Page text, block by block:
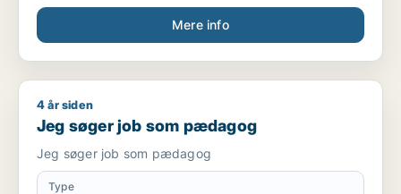
Mere info
Jeg søger job som pædagog
4 år siden
Jeg søger job som pædagog
Jeg søger job som pædagog
Type